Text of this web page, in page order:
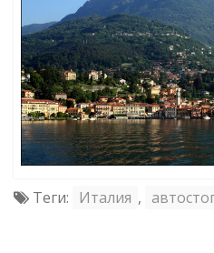
Теги: Италия ,